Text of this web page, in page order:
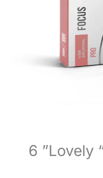
דבק שחור Lovely “Focus” ‏6